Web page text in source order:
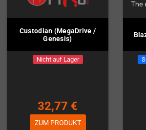
Custodian (MegaDrive /
Genesis)
Nicht auf Lager
32,77 €
ZUM PRODUKT